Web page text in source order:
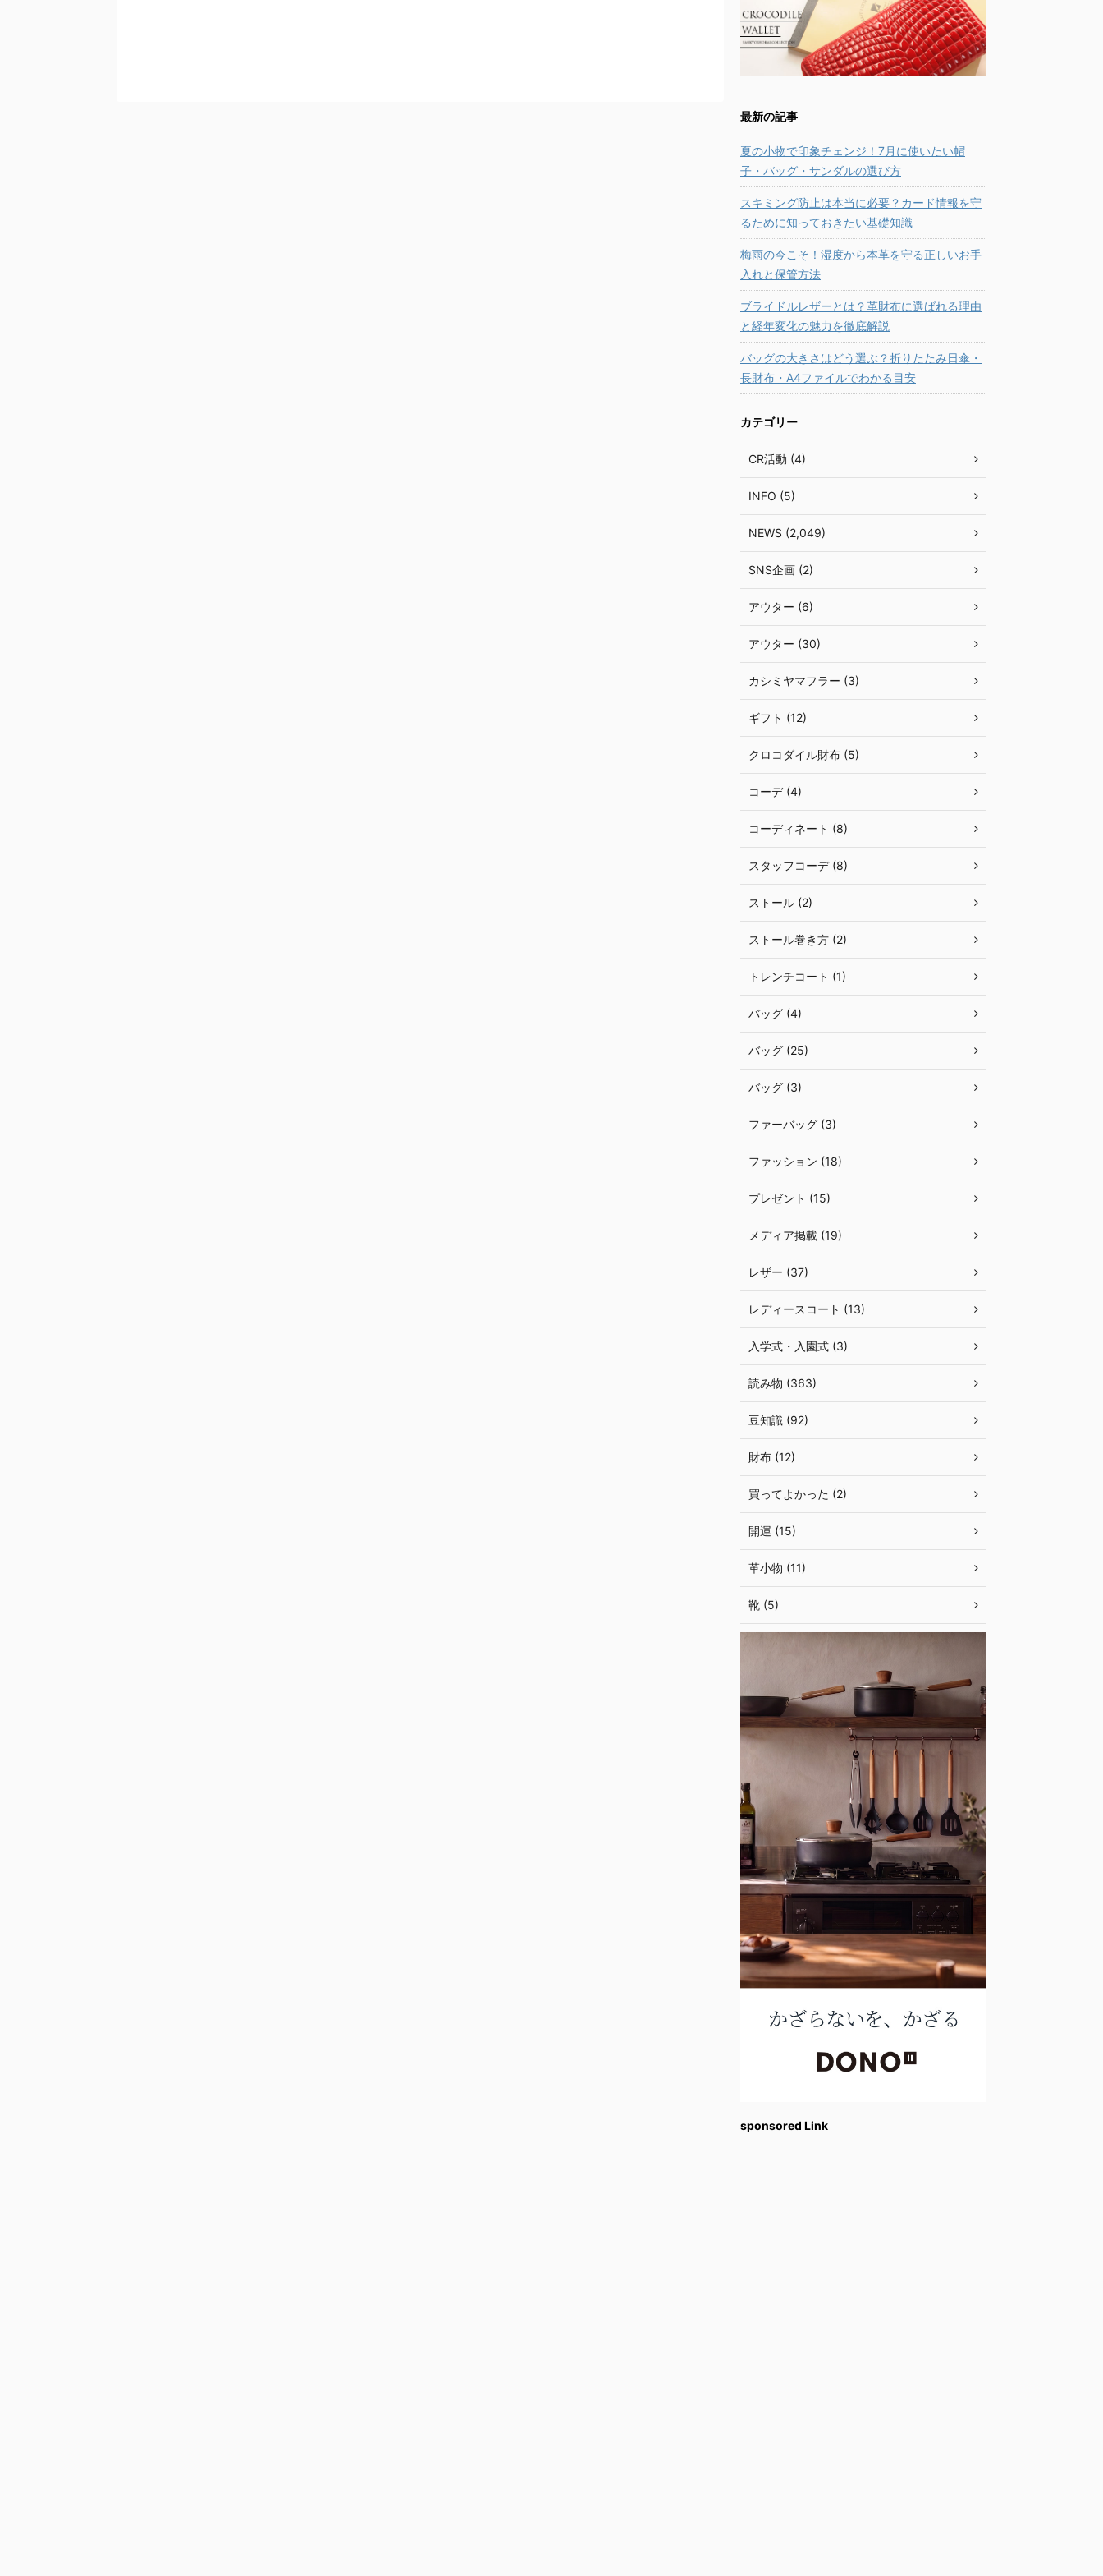
最新の記事
夏の小物で印象チェンジ！7月に使いたい帽
子・バッグ・サンダルの選び方
スキミング防止は本当に必要？カード情報を守
るために知っておきたい基礎知識
梅雨の今こそ！湿度から本革を守る正しいお手
入れと保管方法
ブライドルレザーとは？革財布に選ばれる理由
と経年変化の魅力を徹底解説
バッグの大きさはどう選ぶ？折りたたみ日傘・
長財布・A4ファイルでわかる目安
カテゴリー
CR活動 (4)
INFO (5)
NEWS (2,049)
SNS企画 (2)
アウター (6)
アウター (30)
カシミヤマフラー (3)
ギフト (12)
クロコダイル財布 (5)
コーデ (4)
コーディネート (8)
スタッフコーデ (8)
ストール (2)
ストール巻き方 (2)
トレンチコート (1)
バッグ (4)
バッグ (25)
バッグ (3)
ファーバッグ (3)
ファッション (18)
プレゼント (15)
メディア掲載 (19)
レザー (37)
レディースコート (13)
入学式・入園式 (3)
読み物 (363)
豆知識 (92)
財布 (12)
買ってよかった (2)
開運 (15)
革小物 (11)
靴 (5)
sponsored Link